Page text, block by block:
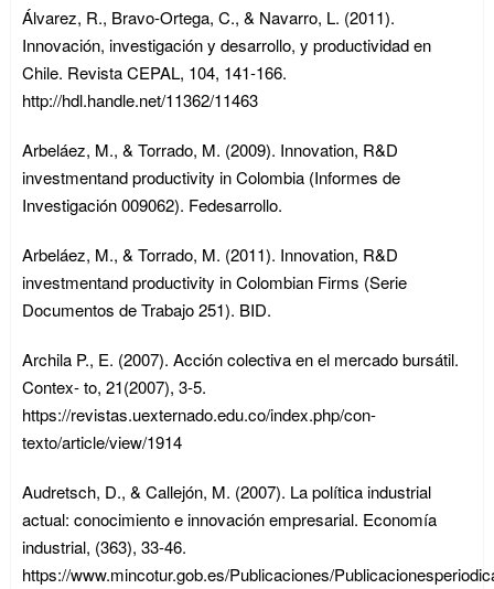
Álvarez, R., Bravo-Ortega, C., & Navarro, L. (2011).
Innovación, investigación y desarrollo, y productividad en
Chile. Revista CEPAL, 104, 141-166.
http://hdl.handle.net/11362/11463
Arbeláez, M., & Torrado, M. (2009). Innovation, R&D
investmentand productivity in Colombia (Informes de
Investigación 009062). Fedesarrollo.
Arbeláez, M., & Torrado, M. (2011). Innovation, R&D
investmentand productivity in Colombian Firms (Serie
Documentos de Trabajo 251). BID.
Archila P., E. (2007). Acción colectiva en el mercado bursátil.
Contex- to, 21(2007), 3-5.
https://revistas.uexternado.edu.co/index.php/con-
texto/article/view/1914
Audretsch, D., & Callejón, M. (2007). La política industrial
actual: conocimiento e innovación empresarial. Economía
industrial, (363), 33-46.
https://www.mincotur.gob.es/Publicaciones/